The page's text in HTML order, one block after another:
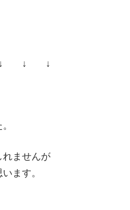
↓ ↓ ↓
れませんが
ます。